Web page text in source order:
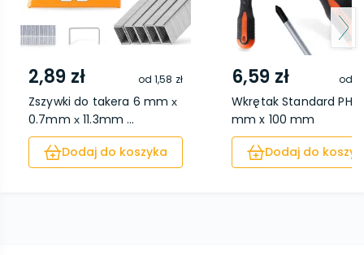
2,89 zł od1,58 zł
Zszywki do takera 6 mm х
0.7mm х 11.3mm ...
Dodaj do koszyka
6,59 zł od
Wkrętak Standard PH 1
mm x 100 mm
Dodaj do